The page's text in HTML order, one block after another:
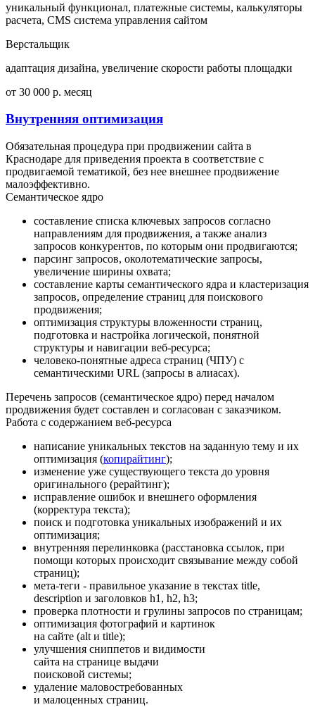
уникальный функционал, платежные системы, калькуляторы
расчета, CMS система управления сайтом
Верстальщик
адаптация дизайна, увеличение скорости работы площадки
от 30 000 р. месяц
Внутренняя оптимизация
Обязательная процедура при продвижении сайта в
Краснодаре для приведения проекта в соответствие с
продвигаемой тематикой, без нее внешнее продвижение
малоэффективно.
Семантическое ядро
составление списка ключевых запросов согласно
направлениям для продвижения, а также анализ
запросов конкурентов, по которым они продвигаются;
парсинг запросов, околотематические запросы,
увеличение ширины охвата;
составление карты семантического ядра и кластеризация
запросов, определение страниц для поискового
продвижения;
оптимизация структуры вложенности страниц,
подготовка и настройка логической, понятной
структуры и навигации веб-ресурса;
человеко-понятные адреса страниц (ЧПУ) с
семантическими URL (запросы в алиасах).
Перечень запросов (семантическое ядро) перед началом
продвижения будет составлен и согласован с заказчиком.
Работа с содержанием веб-ресурса
написание уникальных текстов на заданную тему и их
оптимизация (копирайтинг);
изменение уже существующего текста до уровня
оригинального (рерайтинг);
исправление ошибок и внешнего оформления
(корректура текста);
поиск и подготовка уникальных изображений и их
оптимизация;
внутренняя перелинковка (расстановка ссылок, при
помощи которых происходит связывание между собой
страниц);
мета-теги - правильное указание в текстах title,
description и заголовков h1, h2, h3;
проверка плотности и грулины запросов по страницам;
оптимизация фотографий и картинок
на сайте (alt и title);
улучшения сниппетов и видимости
сайта на странице выдачи
поисковой системы;
удаление маловостребованных
и малоценных страниц.